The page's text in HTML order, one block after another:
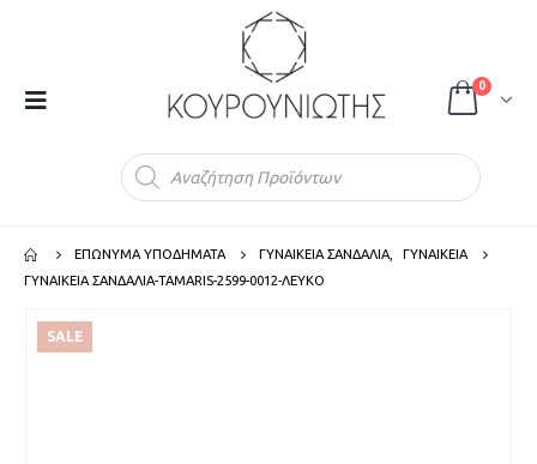
0
ΕΠΩΝΥΜΑ ΥΠΟΔΗΜΑΤΑ ΓΥΝΑΙΚΕΙΑ ΣΑΝΔΑΛΙΑ
ΓΥΝΑΙΚΕΙΑ
ΓΥΝΑΙΚΕΙΑ ΣΑΝΔΑΛΙΑ-TAMARIS-2599-0012-ΛΕΥΚΟ
SALE